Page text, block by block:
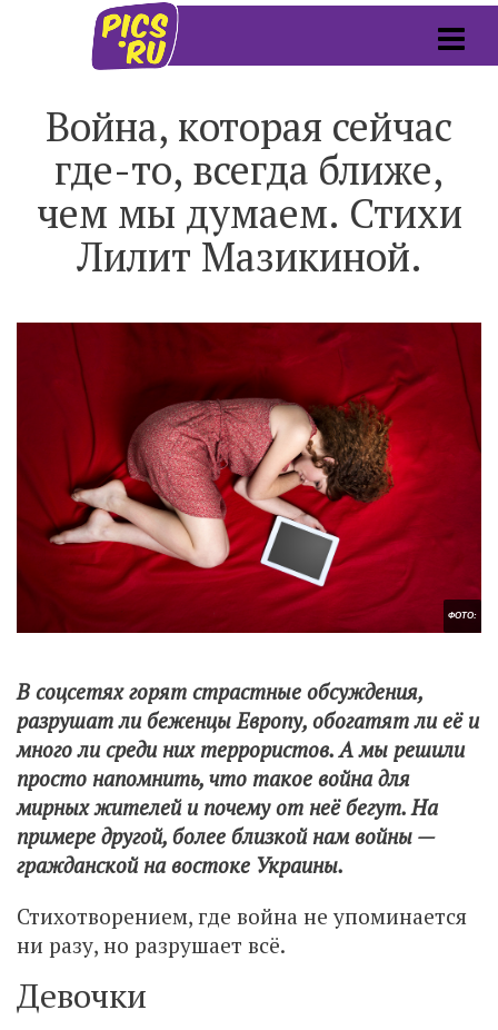
Война, которая сейчас
где-то, всегда ближе,
чем мы думаем. Стихи
Лилит Мазикиной.
ФОТО:
В соцсетях горят страстные обсуждения,
разрушат ли беженцы Европу, обогатят ли её и
много ли среди них террористов. А мы решили
просто напомнить, что такое война для
мирных жителей и почему от неё бегут. На
примере другой, более близкой нам войны —
гражданской на востоке Украины.
Стихотворением, где война не упоминается
ни разу, но разрушает всё.
Девочки